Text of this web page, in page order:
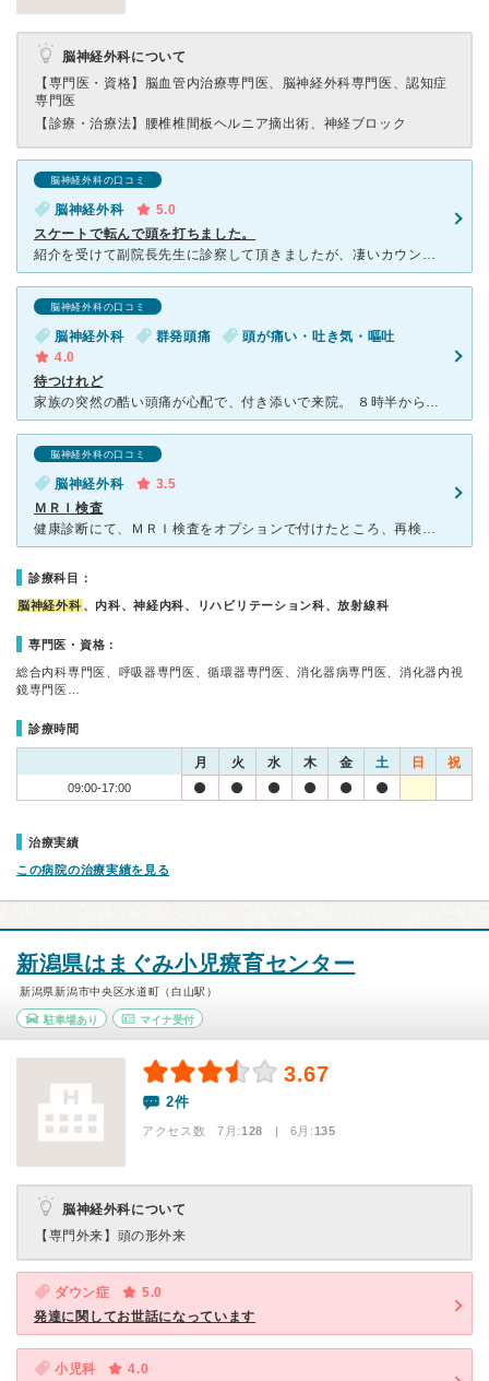
脳神経外科について
【専門医・資格】 脳血管内治療専門医、脳神経外科専門医、認知症
専門医
【診療・治療法】
腰椎椎間板ヘルニア摘出術、神経ブロック
脳神経外科の口コミ
脳神経外科
5.0
スケートで転んで頭を打ちました。
紹介を受けて副院長先生に診察して頂きましたが、凄いカウンセリング能力で、説明も分かりやすく、心の底から紹介してもらって来院して良かったと感じました。 スケートで転んで頭に外傷は無かったものの、MRI
脳神経外科の口コミ
脳神経外科 群発頭痛
頭が痛い・吐き気・嘔吐
4.0
待つけれど
家族の突然の酷い頭痛が心配で、付き添いで来院。 ８時半から受付開始で早くても院内に入って待てると事前に説明してもらい、7時過ぎから受付前に行ってましたが二番目。8時半までで新患は二組だけだったので、
脳神経外科の口コミ
脳神経外科
3.5
ＭＲＩ検査
健康診断にて、ＭＲＩ検査をオプションで付けたところ、再検査に引っかかってしまいお世話になりました。 通常ＭＲＩだと検査した後に、日にちを置いて結果を知らされる場合が多いと思いますが、当日に結果を教え
診療科目：
脳神経外科 、内科、神経内科、リハビリテーション科、放射線科
専門医・資格：
総合内科専門医、呼吸器専門医、循環器専門医、消化器病専門医、消化器内視
鏡専門医…
診療時間
月 火 水 木 金 土 日 祝
09:00-17:00
治療実績
この病院の治療実績を見る
新潟県はまぐみ小児療育センター
新潟県新潟市中央区水道町（白山駅）
駐車場あり マイナ受付
3.67
2件
アクセス数 7月:128 | 6月:135
脳神経外科について
【専門外来】 頭の形外来
ダウン症
5.0
発達に関してお世話になっています
小児科
4.0